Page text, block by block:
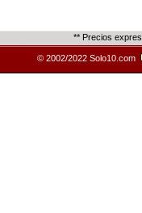
** Precios
© 2002/2022 Solo10.com